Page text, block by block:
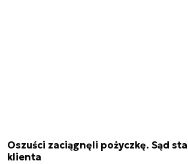
Oszuści zaciągnęli pożyczkę. Sąd
klienta